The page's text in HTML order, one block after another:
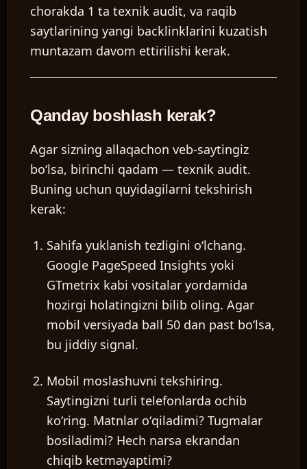
chorakda 1 ta texnik audit, va raqib
saytlarining yangi backlinklarini kuzatish
muntazam davom ettirilishi kerak.
Qanday boshlash kerak?
Agar sizning allaqachon veb-saytingiz
boʻlsa, birinchi qadam — texnik audit.
Buning uchun quyidagilarni tekshirish
kerak:
Sahifa yuklanish tezligini oʻlchang.
Google PageSpeed Insights yoki
GTmetrix kabi vositalar yordamida
hozirgi holatingizni bilib oling. Agar
mobil versiyada ball 50 dan past boʻlsa,
bu jiddiy signal.
Mobil moslashuvni tekshiring.
Saytingizni turli telefonlarda ochib
koʻring. Matnlar oʻqiladimi? Tugmalar
bosiladimi? Hech narsa ekrandan
chiqib ketmayaptimi?